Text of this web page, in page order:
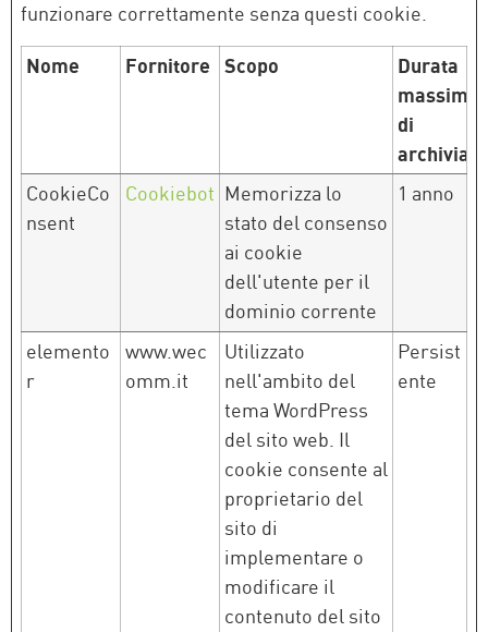
funzionare correttamente senza questi cookie.
Nome Fornitore Scopo
Durata
massima
di
CookieCo
nsent
Cookiebot Memorizza lo
stato del consenso
ai cookie
dell'utente per il
dominio corrente
1 anno
elemento
r
www.wec
omm.it
Utilizzato
nell'ambito del
tema WordPress
del sito web. Il
cookie consente al
proprietario del
sito di
implementare o
modificare il
contenuto del sito
Persist
ente